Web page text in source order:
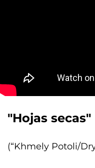
"Hojas secas"
(“Khmely Potoli/